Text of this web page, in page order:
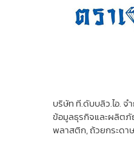
บริษัท ที.ดับบลิว.ไอ.
ข้อมูลธุรกิจและผลิต
พลาสติก, ถ้วยกระดาษ